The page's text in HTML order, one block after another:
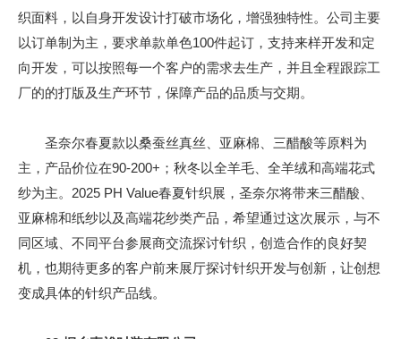
织面料，以自身开发设计打破市场化，增强独特性。公司主要
以订单制为主，要求单款单色100件起订，支持来样开发和定
向开发，可以按照每一个客户的需求去生产，并且全程跟踪工
厂的的打版及生产环节，保障产品的品质与交期。
圣奈尔春夏款以桑蚕丝真丝、亚麻棉、三醋酸等原料为
主，产品价位在90-200+；秋冬以全羊毛、全羊绒和高端花式
纱为主。2025 PH Value春夏针织展，圣奈尔将带来三醋酸、
亚麻棉和纸纱以及高端花纱类产品，希望通过这次展示，与不
同区域、不同平台参展商交流探讨针织，创造合作的良好契
机，也期待更多的客户前来展厅探讨针织开发与创新，让创想
变成具体的针织产品线。